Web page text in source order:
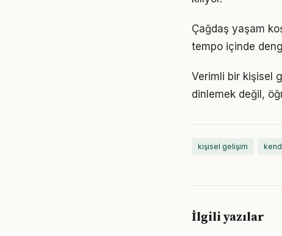
Çağdaş yaşam
tempo içinde
Verimli bir kişisel
dinlemek değil,
kişisel gelişim
İlgili yazılar